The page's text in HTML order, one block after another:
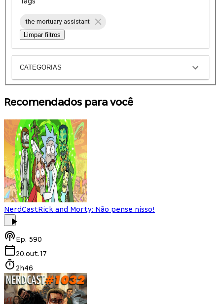
the-mortuary-assistant
Limpar filtros
CATEGORIAS
Recomendados para você
NerdCastRick and Morty: Não pense nisso!
Ep. 590
20.out.17
2h46